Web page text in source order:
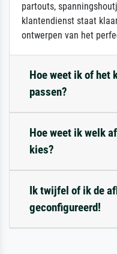
partouts,
klantendienst staat
ontwerpen van het
Hoe weet ik of het
passen?
Hoe weet ik welk
kies?
Ik twijfel of ik de
geconfigureerd!